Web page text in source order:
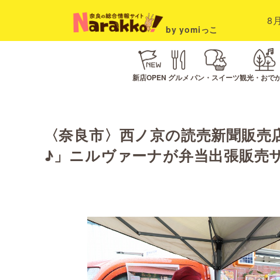
by yomiっこ
8
新店OPEN グルメ パン・スイーツ観光・おで
〈奈良市〉西ノ京の読売新聞販
♪」ニルヴァーナが弁当出張販売